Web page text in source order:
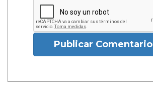
Publicar Comentario